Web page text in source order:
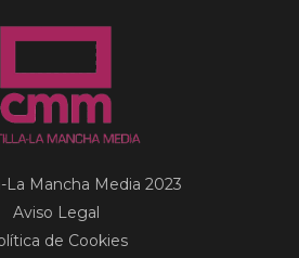
La Mancha Media 2023
Aviso Legal
de Cookies